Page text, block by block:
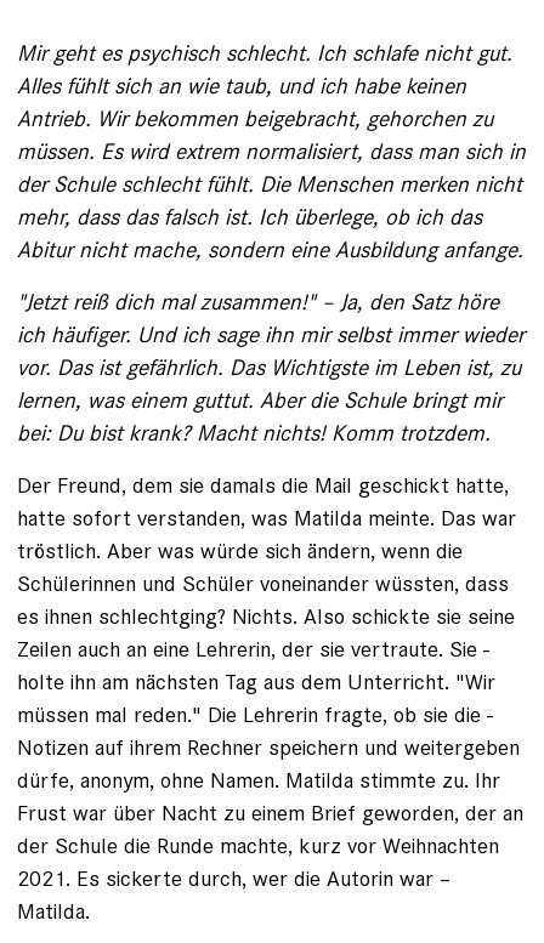
Mir geht es psychisch schlecht. Ich ­schlafe nicht gut.
Alles fühlt sich an wie taub, und ich habe keinen
Antrieb. Wir bekommen beigebracht, gehorchen zu
müssen. Es wird ­extrem normalisiert, dass man sich in
der Schule schlecht fühlt. Die Menschen merken nicht
mehr, dass das falsch ist. Ich überlege, ob ich das
Abitur nicht mache, sondern eine Aus­bildung anfange.
"Jetzt reiß dich mal zusammen!" – Ja, den Satz höre
ich häufiger. Und ich sage ihn mir selbst immer wieder
vor. Das ist gefährlich. Das Wichtigste im Leben ist, zu
lernen, was einem guttut. Aber die Schule bringt mir
bei: Du bist krank? Macht nichts! Komm trotzdem.
Der Freund, dem sie damals die Mail geschickt hatte,
hatte sofort verstanden, was Matilda ­meinte. Das war
tröstlich. Aber was würde sich ändern, wenn die
Schülerinnen und Schüler voneinander wüssten, dass
es ihnen schlechtging? Nichts. Also schickte sie seine
Zeilen auch an eine Lehrerin, der sie vertraute. Sie ­
holte ihn am nächsten Tag aus dem ­Unterricht. "Wir
müssen mal reden." Die Lehrerin fragte, ob sie die ­
Notizen auf ­ihrem Rechner speichern und weitergeben
dürfe, ­anonym, ohne Namen. Matilda stimmte zu. Ihr
Frust war über Nacht zu einem Brief ­geworden, der an
der Schule die ­Runde machte, kurz vor Weihnachten
2021. Es ­sickerte durch, wer die Autorin war –
Matilda.